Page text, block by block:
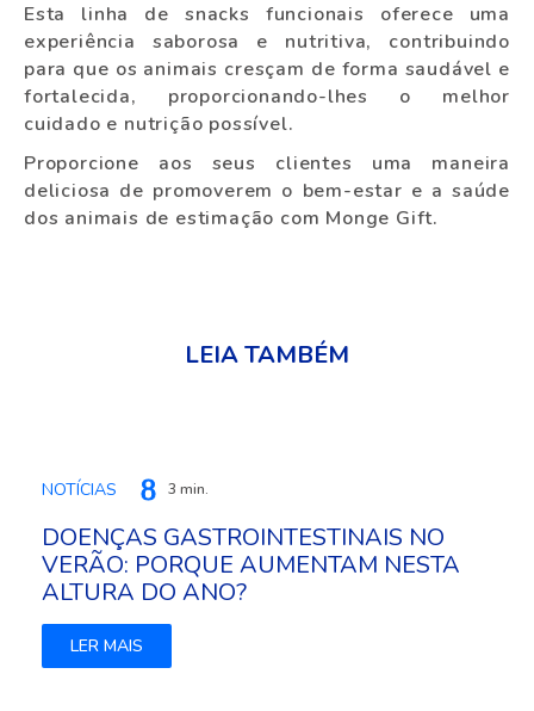
Esta linha de snacks funcionais oferece uma
experiência saborosa e nutritiva, contribuindo
para que os animais cresçam de forma saudável e
fortalecida, proporcionando-lhes o melhor
cuidado e nutrição possível.
Proporcione aos seus clientes uma maneira
deliciosa de promoverem o bem-estar e a saúde
dos animais de estimação com Monge Gift.
LEIA TAMBÉM
NOTÍCIAS 3 min.
DOENÇAS GASTROINTESTINAIS NO
VERÃO: PORQUE AUMENTAM NESTA
ALTURA DO ANO?
LER MAIS